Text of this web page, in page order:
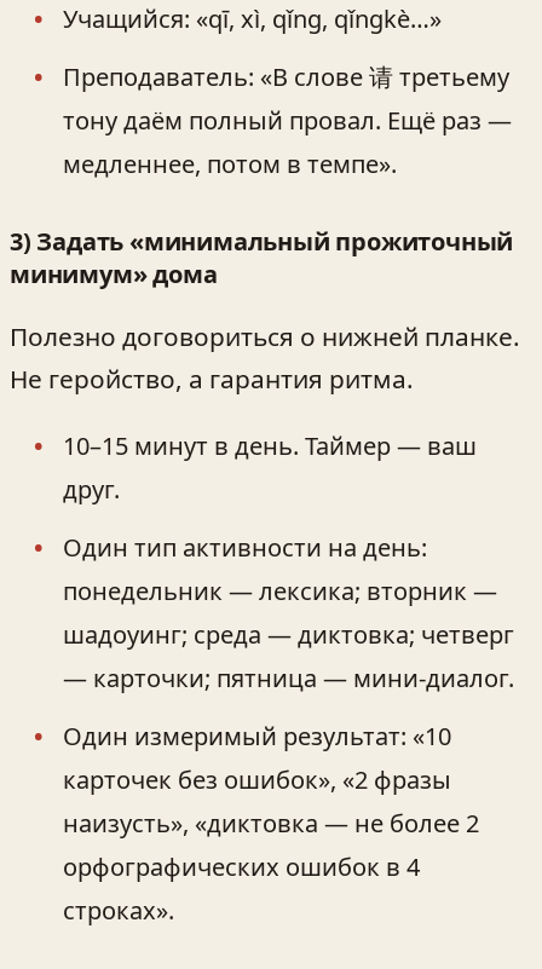
Учащийся: «qī, xì, qǐng, qǐngkè…»
Преподаватель: «В слове 请 третьему
тону даём полный провал. Ещё раз —
медленнее, потом в темпе».
3) Задать «минимальный прожиточный
минимум» дома
Полезно договориться о нижней планке.
Не геройство, а гарантия ритма.
10–15 минут в день. Таймер — ваш
друг.
Один тип активности на день:
понедельник — лексика; вторник —
шадоуинг; среда — диктовка; четверг
— карточки; пятница — мини‑диалог.
Один измеримый результат: «10
карточек без ошибок», «2 фразы
наизусть», «диктовка — не более 2
орфографических ошибок в 4
строках».